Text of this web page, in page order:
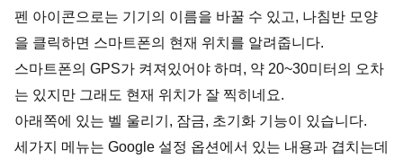
펜 아이콘으로는 기기의 이름을 바꿀 수 있고, 나침반 모양
을 클릭하면 스마트폰의 현재 위치를 알려줍니다.
스마트폰의 GPS가 켜져있어야 하며, 약 20~30미터의 오차
는 있지만 그래도 현재 위치가 잘 찍히네요.
아래쪽에 있는 벨 울리기, 잠금, 초기화 기능이 있습니다.
세가지 메뉴는 Google 설정 옵션에서 있는 내용과 겹치는데